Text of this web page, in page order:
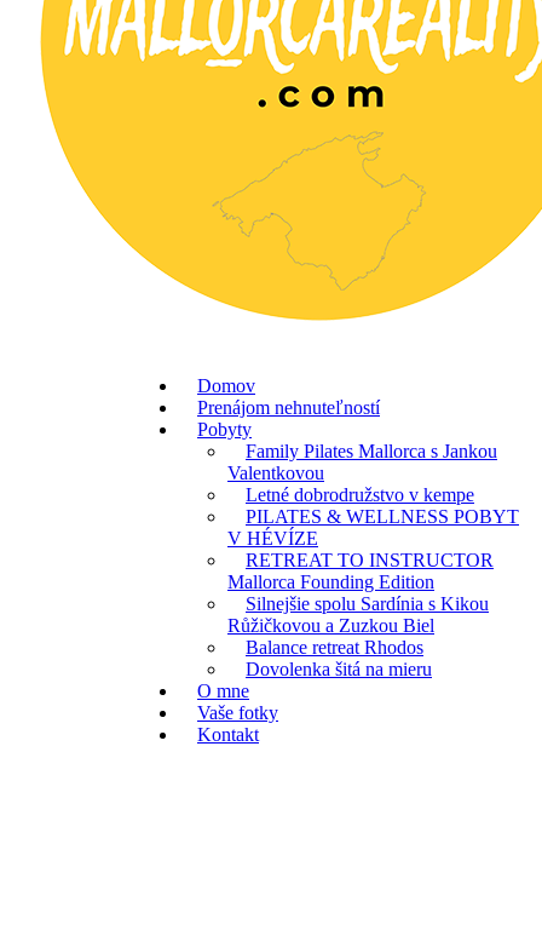
Domov
Prenájom nehnuteľností
Pobyty
Family Pilates Mallorca s Jankou
Valentkovou
Letné dobrodružstvo v kempe
PILATES & WELLNESS POBYT
V HÉVÍZE
RETREAT TO INSTRUCTOR
Mallorca Founding Edition
Silnejšie spolu Sardínia s Kikou
Růžičkovou a Zuzkou Biel
Balance retreat Rhodos
Dovolenka šitá na mieru
O mne
Vaše fotky
Kontakt